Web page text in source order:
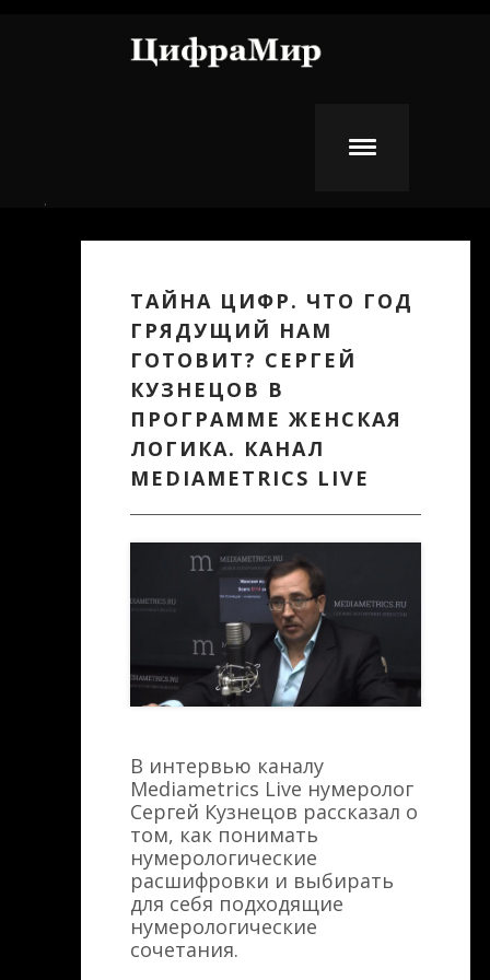
.
ТАЙНА ЦИФР. ЧТО ГОД
ГРЯДУЩИЙ НАМ
ГОТОВИТ? СЕРГЕЙ
КУЗНЕЦОВ В
ПРОГРАММЕ ЖЕНСКАЯ
ЛОГИКА. КАНАЛ
MEDIAMETRICS LIVE
В интервью каналу
Mediametrics Live нумеролог
Сергей Кузнецов рассказал о
том, как понимать
нумерологические
расшифровки и выбирать
для себя подходящие
нумерологические
сочетания.